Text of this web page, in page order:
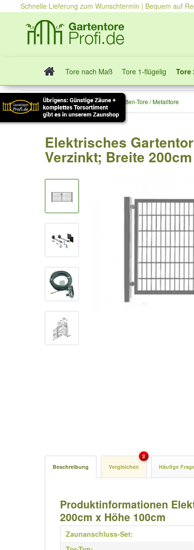
Schnelle Lieferung zum Wunschtermin | Bequem auf
Tore nach Maß Tore 1-flügelig Tore
Tore 2-flügelig Stabmatten-Tore / Metalltore
Elektrisches
Verzinkt; Breite
Beschreibung Vergleichen
2
Häufige
Produktinformationen
200cm x Höhe 100cm
Zaunanschluss-Set: